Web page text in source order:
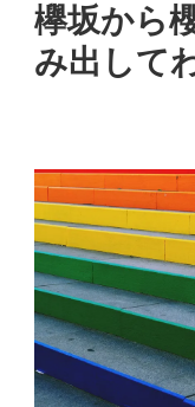
欅坂から
み出して